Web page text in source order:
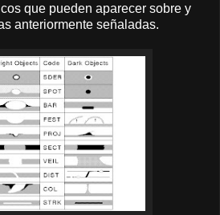
que pueden aparecer sobre y
anteriormente señaladas.